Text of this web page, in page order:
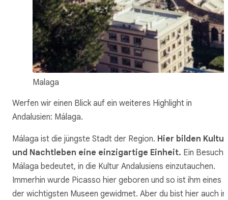
Malaga
Werfen wir einen Blick auf ein weiteres Highlight in
Andalusien: Málaga.
Málaga ist die jüngste Stadt der Region. Hier bilden Kultur
und Nachtleben eine einzigartige Einheit. Ein Besuch
Málaga bedeutet, in die Kultur Andalusiens einzutauchen.
Immerhin wurde Picasso hier geboren und so ist ihm eines
der wichtigsten Museen gewidmet. Aber du bist hier auch in